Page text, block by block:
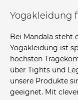
Yogakleidung
Bei Mandala steht
Yogakleidung ist
höchsten
über Tights und
unsere Produkte
geeignet. Mit